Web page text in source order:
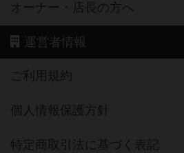
オーナー・店長の方へ
運営者情報
ご利用規約
個人情報保護方針
特定商取引法に基づく表記